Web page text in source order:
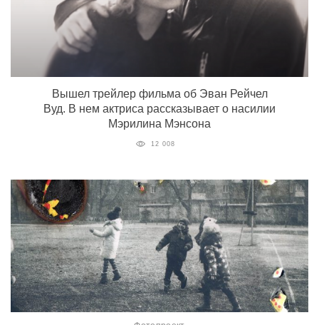
Вышел трейлер фильма об Эван Рейчел
Вуд. В нем актриса рассказывает о насилии
Мэрилина Мэнсона
12 008